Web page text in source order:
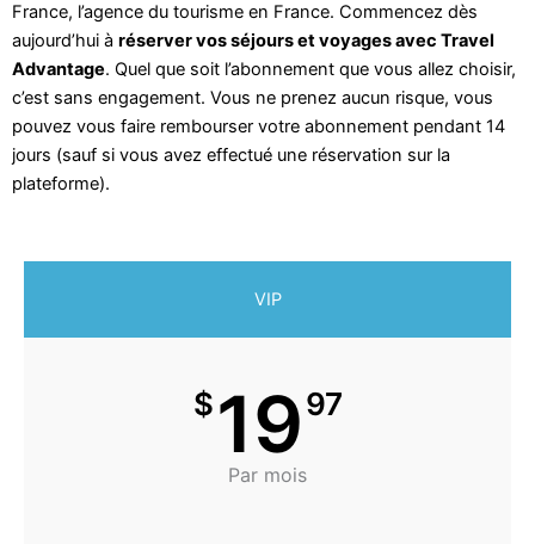
France, l’agence du tourisme en France. Commencez dès
aujourd’hui à réserver vos séjours et voyages avec Travel
Advantage. Quel que soit l’abonnement que vous allez choisir,
c’est sans engagement. Vous ne prenez aucun risque, vous
pouvez vous faire rembourser votre abonnement pendant 14
jours (sauf si vous avez effectué une réservation sur la
plateforme).
VIP
$1997
Par mois